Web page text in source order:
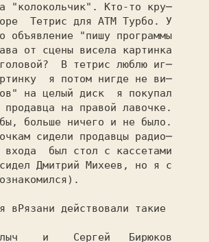
"колокольчик". Кто-то кру─
Тетрис для АТМ Турбо. У
объявление "пишу программы
от сцены висела картинка
В тетрис люблю иг─
я потом нигде не ви─
на целый диск  я покупал
продавца на правой лавочке.
больше ничего и не было.
сидели продавцы радио─
был стол с кассетами
Дмитрий Михеев, но я с
в